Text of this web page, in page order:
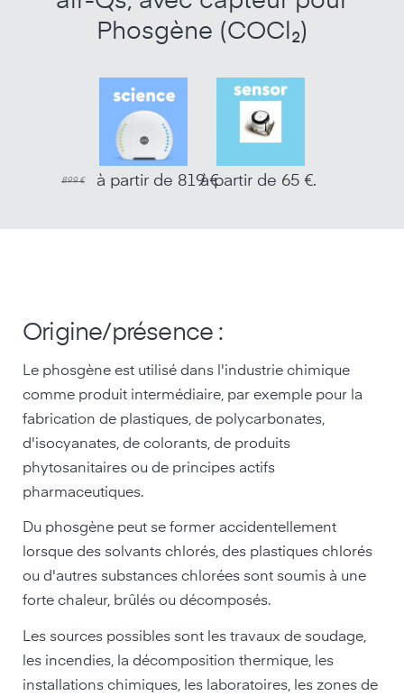
Phosgène (COCl₂)
899 € à partir de 819 €à partir de 65 €.
Origine/présence :
Le phosgène est utilisé dans l'industrie chimique
comme produit intermédiaire, par exemple pour la
fabrication de plastiques, de polycarbonates,
d'isocyanates, de colorants, de produits
phytosanitaires ou de principes actifs
pharmaceutiques.
Du phosgène peut se former accidentellement
lorsque des solvants chlorés, des plastiques chlorés
ou d'autres substances chlorées sont soumis à une
forte chaleur, brûlés ou décomposés.
Les sources possibles sont les travaux de soudage,
les incendies, la décomposition thermique, les
installations chimiques, les laboratoires, les zones de